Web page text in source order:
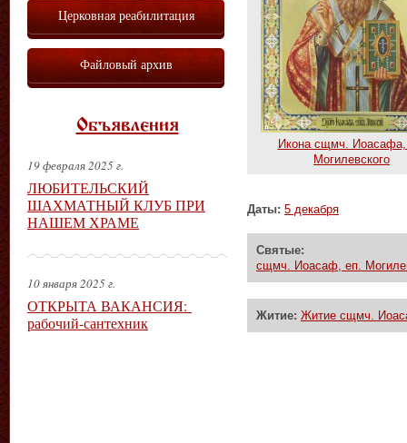
Икона сщмч.
Могилевского
Даты: 5 декабря
Святые:
сщмч. Иоасаф, еп.
Житие: Житие сщмч.
Церковная реабилитация
Файловый архив
Объявления
19 февраля 2025 г.
ЛЮБИТЕЛЬСКИЙ
ШАХМАТНЫЙ КЛУБ ПРИ
НАШЕМ ХРАМЕ
10 января 2025 г.
ОТКРЫТА ВАКАНСИЯ:
рабочий-сантехник